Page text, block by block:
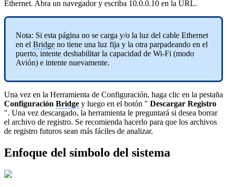
Ethernet. Abra un navegador y escriba 10.0.0.10 en la URL.
Nota: Si esta página no se carga y/o la luz del cable Ethernet
en el Bridge no tiene una luz fija y la otra parpadeando en el
puerto, intente deshabilitar la capacidad de Wi-Fi (modo
Avión) e intente nuevamente.
Una vez en la Herramienta de Configuración, haga clic en la pestaña
Configuración Bridge y luego en el botón " Descargar Registro
". Una vez descargado, la herramienta le preguntará si desea borrar
el archivo de registro. Se recomienda hacerlo para que los archivos
de registro futuros sean más fáciles de analizar.
Enfoque del símbolo del sistema